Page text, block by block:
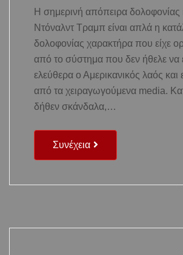
Η σημερινή απόπειρα δολοφονίας
Ντόναλντ Τραμπ είναι απλά η
δολοφονίας χαρακτήρα που είχε
από το σύστημα που δεν ήθελε να
ελεύθερα ο Αμερικανικός λαός και
από τα χειραγωγούμενα media.
δήθεν σκάνδαλα,…
Συνέχεια